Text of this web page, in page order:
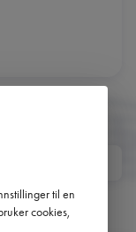
til en
cookies,